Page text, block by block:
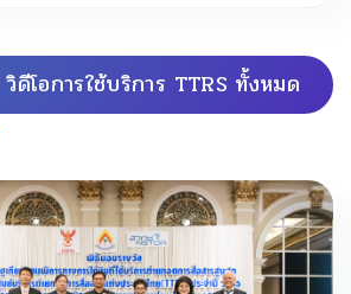
วิดีโอการใช้บริการ TTRS ทั้งหมด